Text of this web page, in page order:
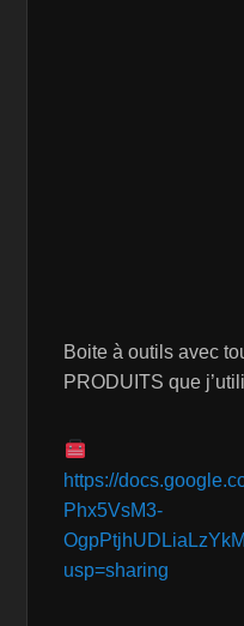
Boite à outils avec
PRODUITS que
https://
Phx5VsM3-
usp=sharing